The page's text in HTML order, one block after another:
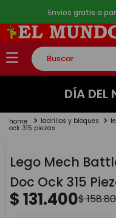
Envíos gratis a
Buscar
TÉRMINOS MÁS
2.
lego
4.
monopatin
5. toy story
DÍA DEL
ladrillos y bloques
ock 315 piezas
Lego Mech
Doc Ock 315
$131.400$158.